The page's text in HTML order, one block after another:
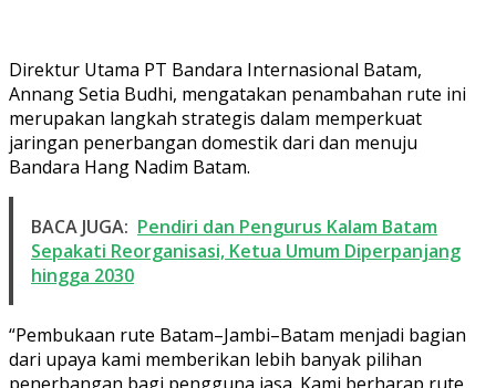
Direktur Utama PT Bandara Internasional Batam,
Annang Setia Budhi, mengatakan penambahan rute ini
merupakan langkah strategis dalam memperkuat
jaringan penerbangan domestik dari dan menuju
Bandara Hang Nadim Batam.
BACA JUGA: Pendiri dan Pengurus Kalam Batam
Sepakati Reorganisasi, Ketua Umum Diperpanjang
hingga 2030
“Pembukaan rute Batam–Jambi–Batam menjadi bagian
dari upaya kami memberikan lebih banyak pilihan